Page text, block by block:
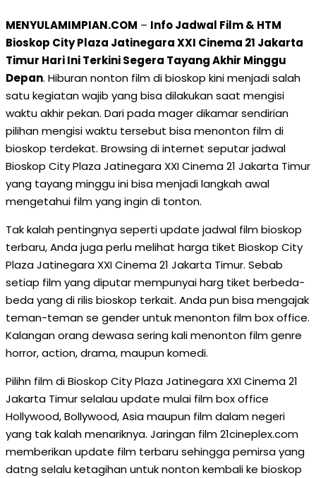
MENYULAMIMPIAN.COM – Info Jadwal Film & HTM
Bioskop City Plaza Jatinegara XXI Cinema 21 Jakarta
Timur Hari Ini Terkini Segera Tayang Akhir Minggu
Depan. Hiburan nonton film di bioskop kini menjadi salah
satu kegiatan wajib yang bisa dilakukan saat mengisi
waktu akhir pekan. Dari pada mager dikamar sendirian
pilihan mengisi waktu tersebut bisa menonton film di
bioskop terdekat. Browsing di internet seputar jadwal
Bioskop City Plaza Jatinegara XXI Cinema 21 Jakarta Timur
yang tayang minggu ini bisa menjadi langkah awal
mengetahui film yang ingin di tonton.
Tak kalah pentingnya seperti update jadwal film bioskop
terbaru, Anda juga perlu melihat harga tiket Bioskop City
Plaza Jatinegara XXI Cinema 21 Jakarta Timur. Sebab
setiap film yang diputar mempunyai harg tiket berbeda-
beda yang di rilis bioskop terkait. Anda pun bisa mengajak
teman-teman se gender untuk menonton film box office.
Kalangan orang dewasa sering kali menonton film genre
horror, action, drama, maupun komedi.
Pilihn film di Bioskop City Plaza Jatinegara XXI Cinema 21
Jakarta Timur selalau update mulai film box office
Hollywood, Bollywood, Asia maupun film dalam negeri
yang tak kalah menariknya. Jaringan film 21cineplex.com
memberikan update film terbaru sehingga pemirsa yang
datng selalu ketagihan untuk nonton kembali ke bioskop